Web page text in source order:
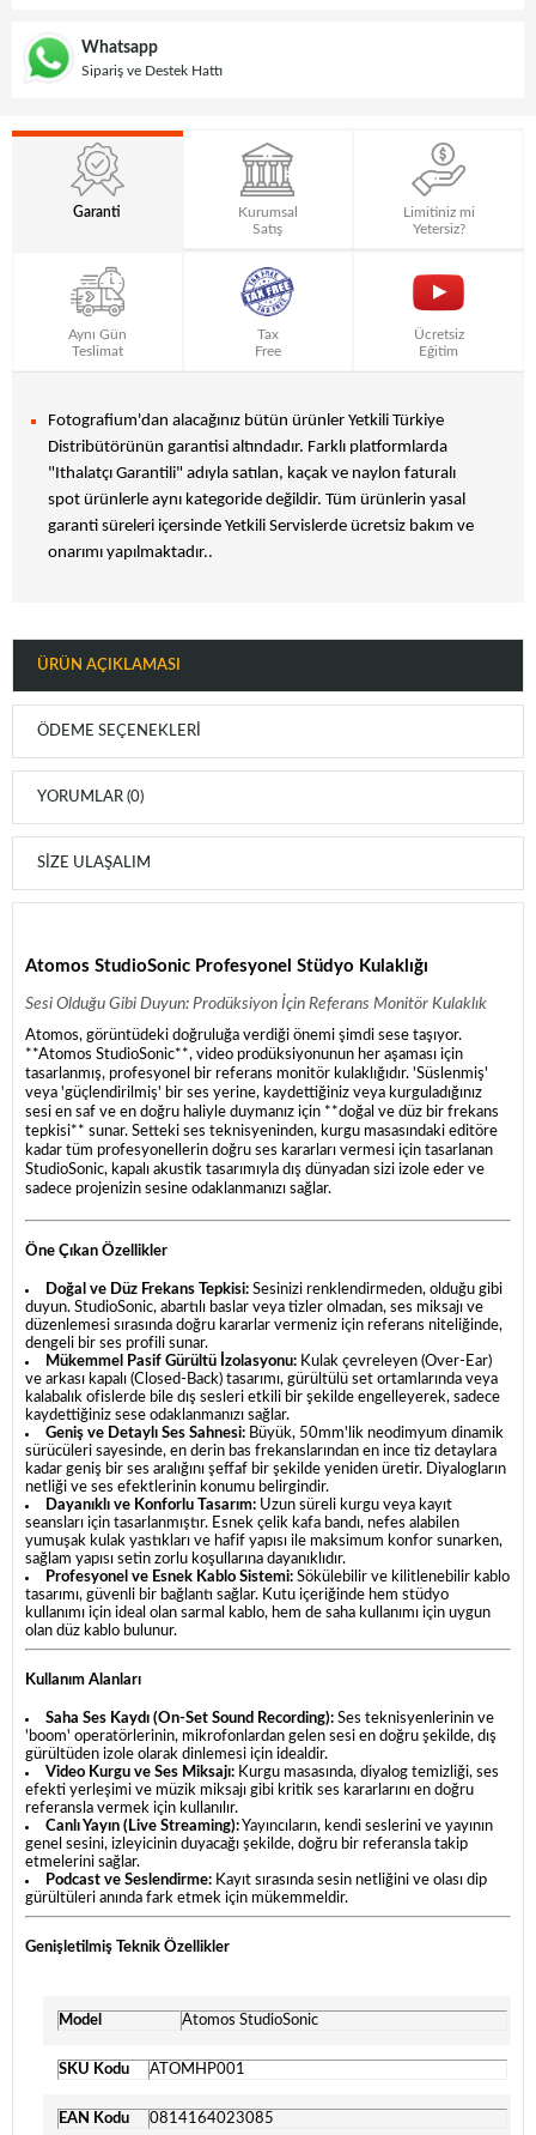
Whatsapp
Sipariş ve Destek Hattı
Garanti
Kurumsal
Satış
Limitiniz mi
Yetersiz?
Aynı Gün
Teslimat
Tax
Free
Ücretsiz
Eğitim
Fotografium'dan alacağınız bütün ürünler Yetkili Türkiye
Distribütörünün garantisi altındadır. Farklı platformlarda
"Ithalatçı Garantili" adıyla satılan, kaçak ve naylon faturalı
spot ürünlerle aynı kategoride değildir. Tüm ürünlerin yasal
garanti süreleri içersinde Yetkili Servislerde ücretsiz bakım ve
onarımı yapılmaktadır..
ÜRÜN AÇIKLAMASI
ÖDEME SEÇENEKLERI
YORUMLAR (0)
SIZE ULAŞALIM
Atomos StudioSonic Profesyonel Stüdyo Kulaklığı
Sesi Olduğu Gibi Duyun: Prodüksiyon İçin Referans Monitör Kulaklık
Atomos, görüntüdeki doğruluğa verdiği önemi şimdi sese taşıyor.
**Atomos StudioSonic**, video prodüksiyonunun her aşaması için
tasarlanmış, profesyonel bir referans monitör kulaklığıdır. 'Süslenmiş'
veya 'güçlendirilmiş' bir ses yerine, kaydettiğiniz veya kurguladığınız
sesi en saf ve en doğru haliyle duymanız için **doğal ve düz bir frekans
tepkisi** sunar. Setteki ses teknisyeninden, kurgu masasındaki editöre
kadar tüm profesyonellerin doğru ses kararları vermesi için tasarlanan
StudioSonic, kapalı akustik tasarımıyla dış dünyadan sizi izole eder ve
sadece projenizin sesine odaklanmanızı sağlar.
Öne Çıkan Özellikler
Doğal ve Düz Frekans Tepkisi: Sesinizi renklendirmeden, olduğu gibi
duyun. StudioSonic, abartılı baslar veya tizler olmadan, ses miksajı ve
düzenlemesi sırasında doğru kararlar vermeniz için referans niteliğinde,
dengeli bir ses profili sunar.
Mükemmel Pasif Gürültü İzolasyonu: Kulak çevreleyen (Over-Ear)
ve arkası kapalı (Closed-Back) tasarımı, gürültülü set ortamlarında veya
kalabalık ofislerde bile dış sesleri etkili bir şekilde engelleyerek, sadece
kaydettiğiniz sese odaklanmanızı sağlar.
Geniş ve Detaylı Ses Sahnesi: Büyük, 50mm'lik neodimyum dinamik
sürücüleri sayesinde, en derin bas frekanslarından en ince tiz detaylara
kadar geniş bir ses aralığını şeffaf bir şekilde yeniden üretir. Diyalogların
netliği ve ses efektlerinin konumu belirgindir.
Dayanıklı ve Konforlu Tasarım: Uzun süreli kurgu veya kayıt
seansları için tasarlanmıştır. Esnek çelik kafa bandı, nefes alabilen
yumuşak kulak yastıkları ve hafif yapısı ile maksimum konfor sunarken,
sağlam yapısı setin zorlu koşullarına dayanıklıdır.
Profesyonel ve Esnek Kablo Sistemi: Sökülebilir ve kilitlenebilir kablo
tasarımı, güvenli bir bağlantı sağlar. Kutu içeriğinde hem stüdyo
kullanımı için ideal olan sarmal kablo, hem de saha kullanımı için uygun
olan düz kablo bulunur.
Kullanım Alanları
Saha Ses Kaydı (On-Set Sound Recording): Ses teknisyenlerinin ve
'boom' operatörlerinin, mikrofonlardan gelen sesi en doğru şekilde, dış
gürültüden izole olarak dinlemesi için idealdir.
Video Kurgu ve Ses Miksajı: Kurgu masasında, diyalog temizliği, ses
efekti yerleşimi ve müzik miksajı gibi kritik ses kararlarını en doğru
referansla vermek için kullanılır.
Canlı Yayın (Live Streaming): Yayıncıların, kendi seslerini ve yayının
genel sesini, izleyicinin duyacağı şekilde, doğru bir referansla takip
etmelerini sağlar.
Podcast ve Seslendirme: Kayıt sırasında sesin netliğini ve olası dip
gürültüleri anında fark etmek için mükemmeldir.
Genişletilmiş Teknik Özellikler
Model Atomos StudioSonic
SKU Kodu ATOMHP001
EAN Kodu 0814164023085